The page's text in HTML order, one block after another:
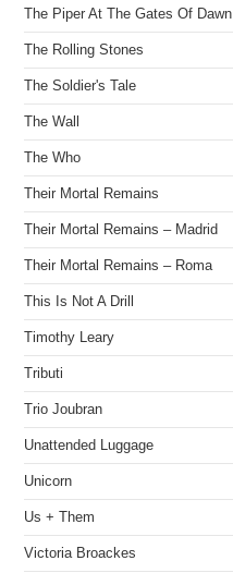
The Piper At The Gates Of Dawn
The Rolling Stones
The Soldier's Tale
The Wall
The Who
Their Mortal Remains
Their Mortal Remains – Madrid
Their Mortal Remains – Roma
This Is Not A Drill
Timothy Leary
Tributi
Trio Joubran
Unattended Luggage
Unicorn
Us + Them
Victoria Broackes